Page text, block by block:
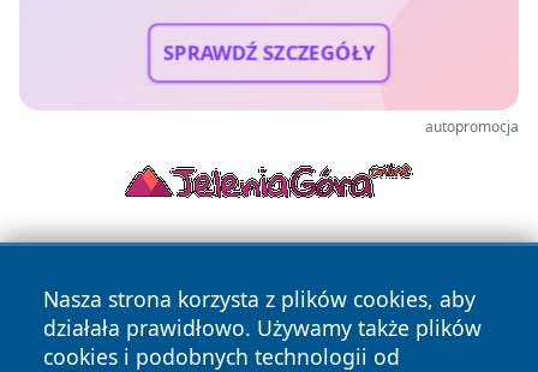
SPRAWDŹ SZCZEGÓŁY
autopromocja
Nasza strona korzysta z plików cookies, aby
działała prawidłowo. Używamy także plików
cookies i podobnych technologii od